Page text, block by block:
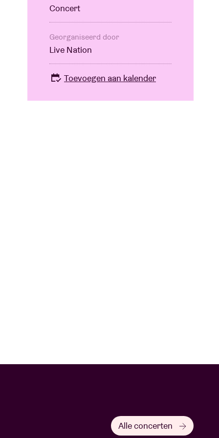
Concert
Georganiseerd door
Live Nation
Toevoegen aan kalender
Alle concerten